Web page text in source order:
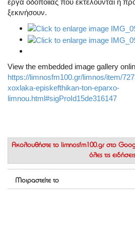
ξεκινήσουν.
View the embedded image gallery
https://limnosfm100.gr/limnos/item/
xoxlaka-episkefthikan-ton-eparxo-
limnou.html#sigProId15de316147
Ακολουθήστε το limnosfm100.gr στο
όλες τις
Μοιραστείτε το